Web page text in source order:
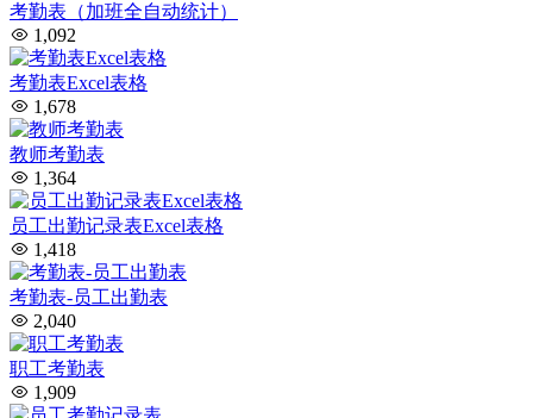
考勤表（加班全自动统计）
1,092
考勤表Excel表格
1,678
教师考勤表
1,364
员工出勤记录表Excel表格
1,418
考勤表-员工出勤表
2,040
职工考勤表
1,909